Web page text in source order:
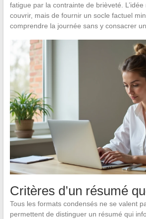
fatigue par la contrainte de brièveté. L’idée
couvrir, mais de fournir un socle factuel
comprendre la journée sans y consacrer
Critères d’un résumé
Tous les formats condensés ne se valent
permettent de distinguer un résumé qui